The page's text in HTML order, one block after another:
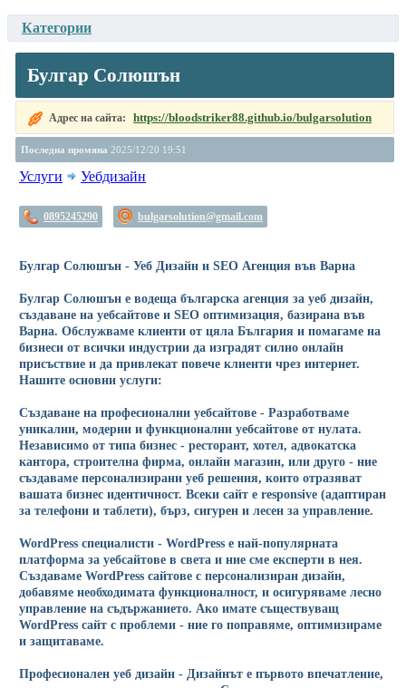
Категории
Булгар Солюшън
Адрес на сайта: https://bloodstriker88.github.io/bulgarsolution
Последна промяна 2025/12/20 19:51
Услуги Уебдизайн
0895245290 bulgarsolution@gmail.com
Булгар Солюшън - Уеб Дизайн и SEO Агенция във Варна
Булгар Солюшън е водеща българска агенция за уеб дизайн,
създаване на уебсайтове и SEO оптимизация, базирана във
Варна. Обслужваме клиенти от цяла България и помагаме на
бизнеси от всички индустрии да изградят силно онлайн
присъствие и да привлекат повече клиенти чрез интернет.
Нашите основни услуги:
Създаване на професионални уебсайтове - Разработваме
уникални, модерни и функционални уебсайтове от нулата.
Независимо от типа бизнес - ресторант, хотел, адвокатска
кантора, строителна фирма, онлайн магазин, или друго - ние
създаваме персонализирани уеб решения, които отразяват
вашата бизнес идентичност. Всеки сайт е responsive (адаптиран
за телефони и таблети), бърз, сигурен и лесен за управление.
WordPress специалисти - WordPress е най-популярната
платформа за уебсайтове в света и ние сме експерти в нея.
Създаваме WordPress сайтове с персонализиран дизайн,
добавяме необходимата функционалност, и осигуряваме лесно
управление на съдържанието. Ако имате съществуващ
WordPress сайт с проблеми - ние го поправяме, оптимизираме
и защитаваме.
Професионален уеб дизайн - Дизайнът е първото впечатление,